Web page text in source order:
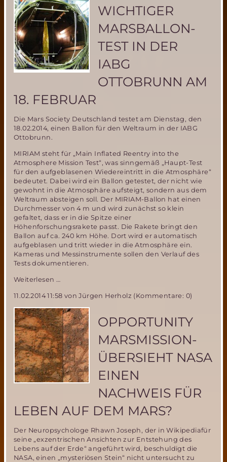
Amerikaner
auf
dem
Mars!!
WICHTIGER
MARSBALLON-
TEST IN DER
IABG
OTTOBRUNN AM
18. FEBRUAR
Die Mars Society Deutschland testet am Dienstag, den
18.02.2014, einen Ballon für den Weltraum in der IABG
Ottobrunn.
MIRIAM steht für „Main Inflated Reentry into the
Atmosphere Mission Test“, was sinngemäß „Haupt-Test
für den aufgeblasenen Wiedereintritt in die Atmosphäre“
bedeutet. Dabei wird ein Ballon getestet, der nicht wie
gewohnt in die Atmosphäre aufsteigt, sondern aus dem
Weltraum absteigen soll. Der MIRIAM-Ballon hat einen
Durchmesser von 4 m und wird zunächst so klein
gefaltet, dass er in die Spitze einer
Höhenforschungsrakete passt. Die Rakete bringt den
Ballon auf ca. 240 km Höhe. Dort wird er automatisch
aufgeblasen und tritt wieder in die Atmosphäre ein.
Kameras und Messinstrumente sollen den Verlauf des
Tests dokumentieren.
Weiterlesen …
Test
in
der
IABG
Ottobrunn
am
18.
Februar
11.02.2014 11:58 von Jürgen Herholz (Kommentare: 0)
OPPORTUNITY
MARSMISSION-
ÜBERSIEHT NASA
EINEN
NACHWEIS FÜR
LEBEN AUF DEM MARS?
Der Neuropsychologe Rhawn Joseph, der in Wikipediafür
seine „exzentrischen Ansichten zur Entstehung des
Lebens auf der Erde“ angeführt wird, beschuldigt die
NASA, einen „mysteriösen Stein“ nicht untersucht zu